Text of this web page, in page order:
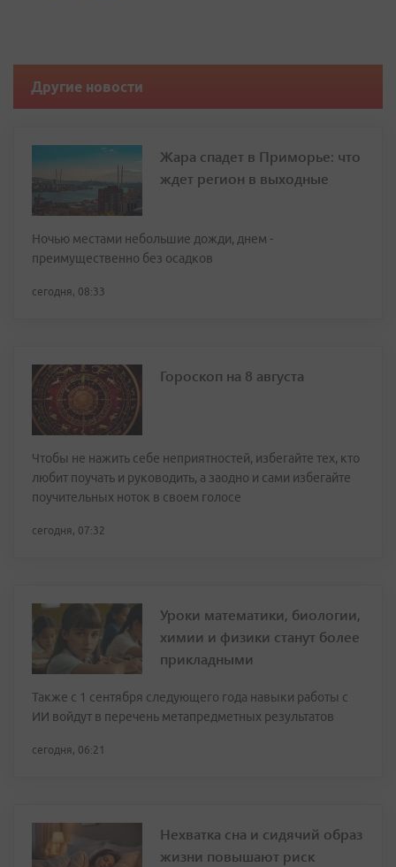
Другие новости
Жара спадет в Приморье: что
ждет регион в выходные
Ночью местами небольшие дожди, днем -
преимущественно без осадков
сегодня, 08:33
Гороскоп на 8 августа
Чтобы не нажить себе неприятностей, избегайте тех, кто
любит поучать и руководить, а заодно и сами избегайте
поучительных ноток в своем голосе
сегодня, 07:32
Уроки математики, биологии,
химии и физики станут более
прикладными
Также с 1 сентября следующего года навыки работы с
ИИ войдут в перечень метапредметных результатов
сегодня, 06:21
Нехватка сна и сидячий образ
жизни повышают риск